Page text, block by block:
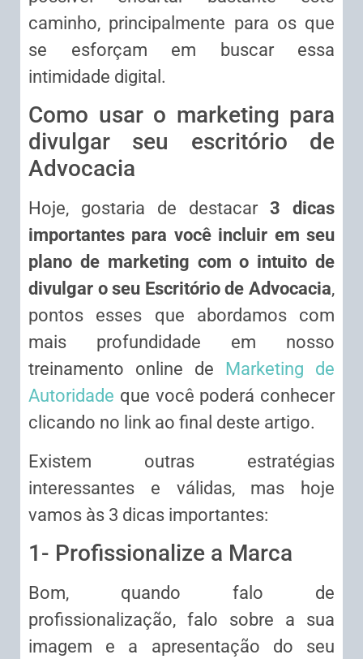
caminho, principalmente para os que
se esforçam em buscar essa
intimidade digital.
Como usar o marketing para
divulgar seu escritório de
Advocacia
Hoje, gostaria de destacar 3 dicas
importantes para você incluir em seu
plano de marketing com o intuito de
divulgar o seu Escritório de Advocacia,
pontos esses que abordamos com
mais profundidade em nosso
treinamento online de
Marketing de
Autoridade que você poderá conhecer
clicando no link ao final deste artigo.
Existem outras estratégias
interessantes e válidas, mas hoje
vamos às 3 dicas importantes:
1- Profissionalize a Marca
Bom, quando falo de
profissionalização, falo sobre a sua
imagem e a apresentação do seu